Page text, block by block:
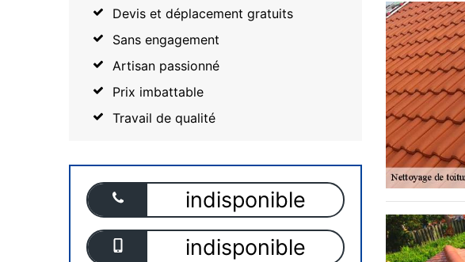
Devis et déplacement gratuits
Sans engagement
Artisan passionné
Prix imbattable
Travail de qualité
indisponible
indisponible